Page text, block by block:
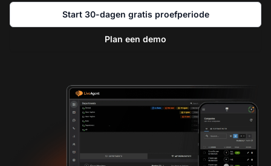
Start 30-dagen gratis proefperiode
Plan een demo